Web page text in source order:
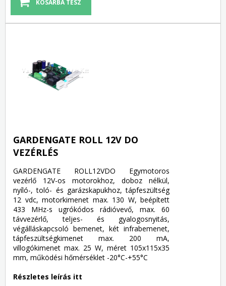
GARDENGATE ROLL 12V DO
VEZÉRLÉS
GARDENGATE ROLL12VDO Egymotoros
vezérlő 12V-os motorokhoz, doboz nélkül,
nyíló-, toló- és garázskapukhoz, tápfeszültség
12 vdc, motorkimenet max. 130 W, beépített
433 MHz-s ugrókódos rádióvevő, max. 60
távvezérlő, teljes- és gyalogosnyitás,
végálláskapcsoló bemenet, két infrabemenet,
tápfeszültségkimenet max. 200 mA,
villogókimenet max. 25 W, méret 105x115x35
mm, működési hőmérséklet -20°C-+55°C
Részletes leírás itt